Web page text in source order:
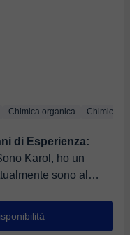
Chimica organica Chimica di
di Esperienza:
sono al